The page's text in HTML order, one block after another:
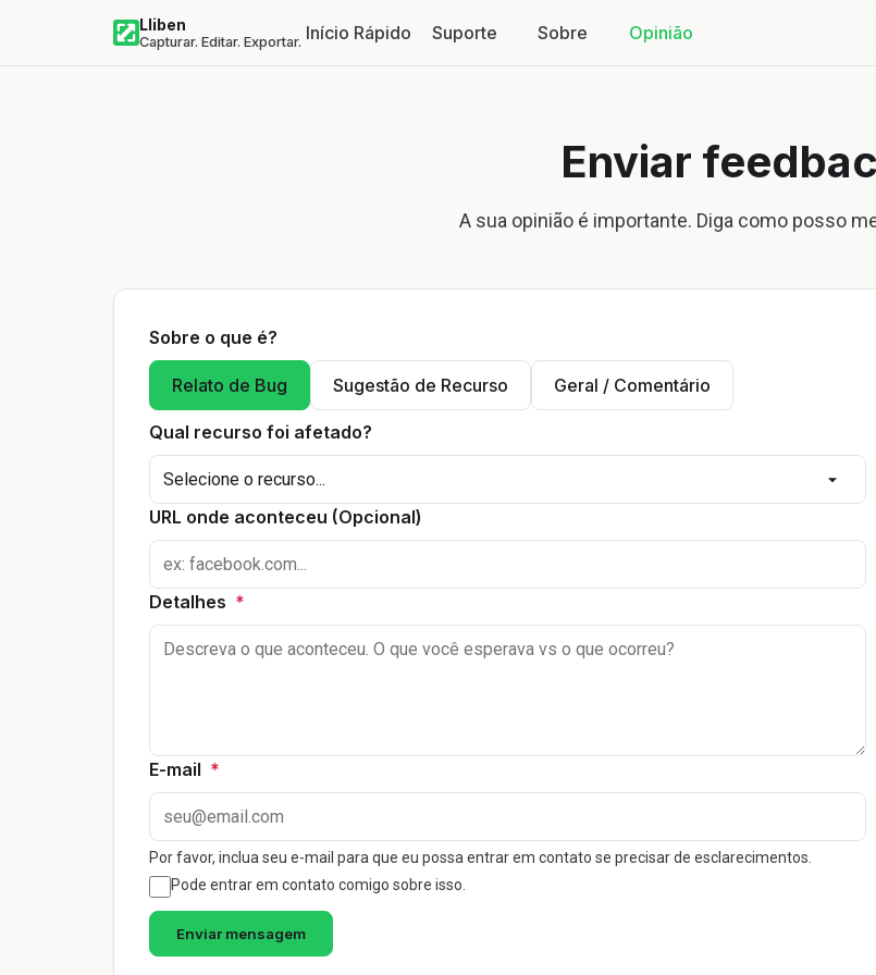
Lliben
Capturar. Editar. Exportar. Início Rápido Suporte Sobre Opinião
Enviar
A sua opinião é importante. Diga como posso
Sobre o que é?
Relato de Bug Sugestão de Recurso Geral / Comentário
Qual recurso foi afetado?
URL onde aconteceu (Opcional)
Detalhes *
E-mail *
Por favor, inclua seu e-mail para que eu possa entrar em contato se precisar de esclarecimentos.
Pode entrar em contato comigo sobre isso.
Enviar mensagem